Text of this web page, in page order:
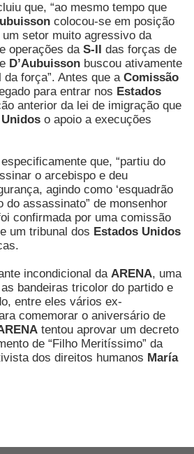
que, “ao mesmo tempo que
colocou-se em posição
setor muito agressivo da
operações da S-II das forças de
D’Aubuissonbuscou ativamente
força”. Antes que a Comissão
para entrar nos Estados
anterior da lei de imigração que
o apoio a execuções
que, “partiu do
o arcebispo e deu
agindo como ‘esquadrão
do assassinato” de monsenhor
confirmada por uma comissão
um tribunal dos Estados Unidos
incondicional da ARENA, uma
bandeiras tricolor do partido e
entre eles vários ex-
comemorar o aniversário de
tentou aprovar um decreto
de “Filho Meritíssimo” da
dos direitos humanos María